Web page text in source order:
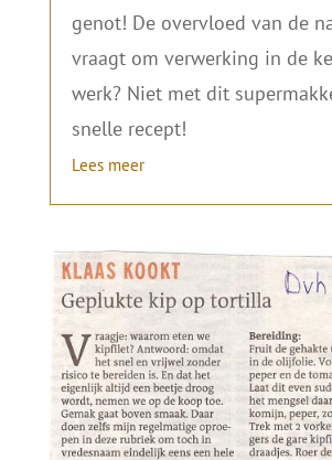
genot! De overvloed van de
vraagt om verwerking in de
werk? Niet met dit
snelle recept!
Lees meer